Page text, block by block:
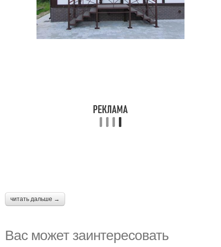
читать дальше →
Вас может заинтересовать